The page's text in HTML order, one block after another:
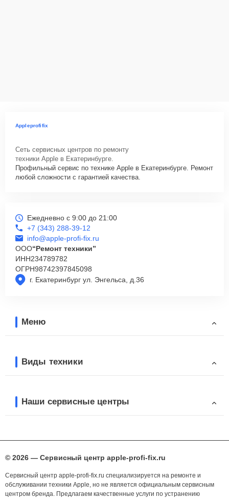
Appleprofifix
Сеть сервисных центров по ремонту
техники Apple в Екатеринбурге.
Профильный сервис по технике Apple в Екатеринбурге. Ремонт
любой сложности с гарантией качества.
г. Екатеринбург ул. Энгельса, д.36
Ежедневно с 9:00 до 21:00
+7 (343) 288-39-12
info@apple-profi-fix.ru
ООО“Ремонт техники”
ИНН234789782
ОГРН98742397845098
Меню
Виды техники
Наши сервисные центры
© 2026 — Сервисный центр apple-profi-fix.ru
Сервисный центр apple-profi-fix.ru специализируется на ремонте и
обслуживании техники Apple, но не является официальным сервисным
центром бренда. Предлагаем качественные услуги по устранению